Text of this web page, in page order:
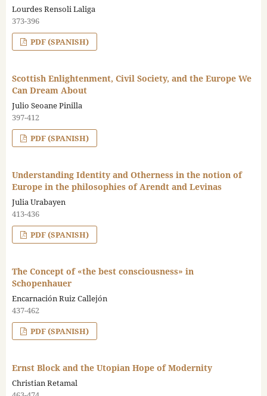
Lourdes Rensoli Laliga
373-396
PDF (SPANISH)
Scottish Enlightenment, Civil Society, and the Europe We
Can Dream About
Julio Seoane Pinilla
397-412
PDF (SPANISH)
Understanding Identity and Otherness in the notion of
Europe in the philosophies of Arendt and Levinas
Julia Urabayen
413-436
PDF (SPANISH)
The Concept of «the best consciousness» in
Schopenhauer
Encarnación Ruiz Callejón
437-462
PDF (SPANISH)
Ernst Block and the Utopian Hope of Modernity
Christian Retamal